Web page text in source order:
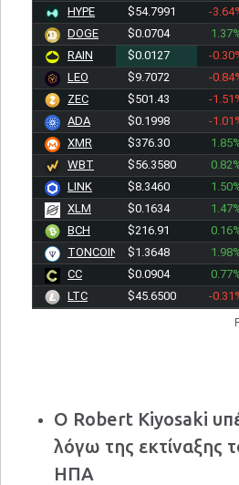
HYPE $54.7991 -
DOGE
$0.0704
RAIN
$0.0127 -
LEO
$9.7072 -
ZEC
$501.43 -
ADA
$0.1998 -
XMR
$376.30
WBT
$56.3580
LINK
$8.3460
XLM
$0.1634
BCH
$216.91
TONCOIN
$1.3648
CC
$0.0904
LTC
$45.6500 -
Ο Robert Kiyosaki
λόγω της εκτίναξης
ΗΠΑ